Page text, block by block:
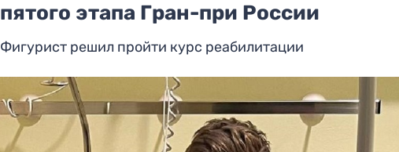
пятого этапа Гран-при России
Фигурист решил пройти курс реабилитации